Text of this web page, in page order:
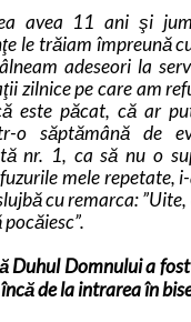
avea 11 ani şi
le trăiam împreună
adeseori la
zilnice pe care am
este păcat, că ar
o săptămână de
nr. 1, ca să nu o
mele repetate,
cu remarca:
Duhul Domnului a
de la intrarea în